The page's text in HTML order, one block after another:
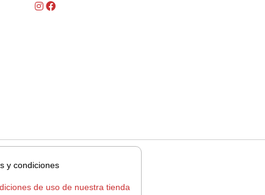
y condiciones
de uso de nuestra tienda